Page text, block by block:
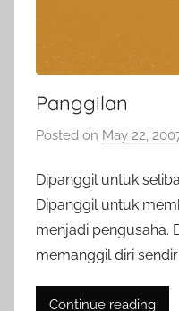
Panggilan
Posted on May 22,
Dipanggil untuk
Dipanggil untuk
menjadi pengusaha.
memanggil diri
Continue reading